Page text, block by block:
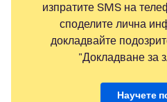
изпратите SMS на
споделите лична
докладвайте
"Докладване за
Научете